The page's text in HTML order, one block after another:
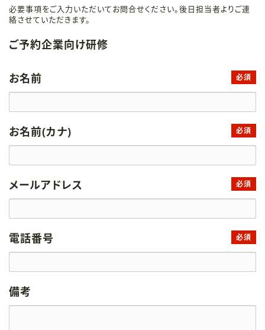
必要事項をご入力いただいてお問合せください。後日担当者よりご連
絡させていただきます。
ご予約企業向け研修
お名前 必須
お名前(カナ) 必須
メールアドレス 必須
電話番号 必須
備考